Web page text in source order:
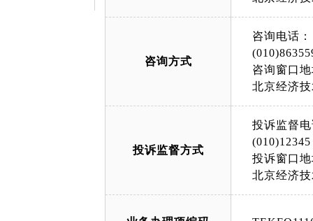
咨询方式
咨询电话：
咨询窗口
北京经济
投诉监督方式
投诉监督
(010)12345
投诉窗口
北京经济